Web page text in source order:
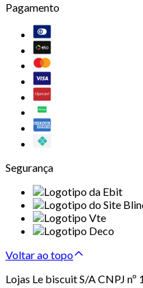
Pagamento
Segurança
Voltar ao topo
Lojas Le biscuit S/A CNPJ